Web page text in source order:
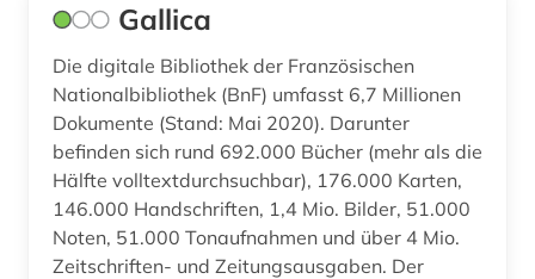
kommentar (2)
kommunikationswissenschaft (3)
komparatistik (1)
komponist (1)
konkordanz (1)
kritische ausgabe (1)
Gallica
Die digitale Bibliothek der Französischen
Nationalbibliothek (BnF) umfasst 6,7 Millionen
Dokumente (Stand: Mai 2020). Darunter
befinden sich rund 692.000 Bücher (mehr als die
Hälfte volltextdurchsuchbar), 176.000 Karten,
146.000 Handschriften, 1,4 Mio. Bilder, 51.000
Noten, 51.000 Tonaufnahmen und über 4 Mio.
Zeitschriften- und Zeitungsausgaben. Der